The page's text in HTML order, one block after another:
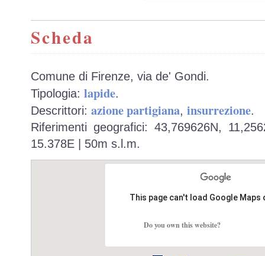
Scheda
Comune di Firenze, via de' Gondi.
Tipologia: lapide.
Descrittori: azione partigiana, insurrezione.
Riferimenti geografici: 43,769626N,
15.378E | 50m s.l.m.
This page can't load Google
Do you own this website?